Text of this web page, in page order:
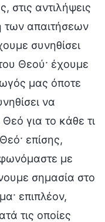
στις αντιλήψεις
των απαιτήσεων
συνηθίσει
Θεού· έχουμε
μας όποτε
να
για το κάθε τι
επίσης,
με
σημασία στο
επιπλέον,
τις οποίες